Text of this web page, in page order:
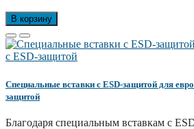
В корзину
Специальные вставки с ESD-защитой для
защитой
Благодаря специальным вставкам с